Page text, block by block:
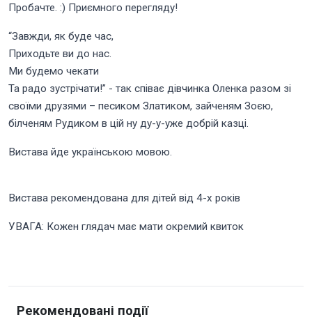
Пробачте. :) Приємного перегляду!
“Завжди, як буде час,
Приходьте ви до нас.
Ми будемо чекати
Та радо зустрічати!” - так співає дівчинка Оленка разом зі
своїми друзями – песиком Златиком, зайченям Зоєю,
білченям Рудиком в цій ну ду-у-уже добрій казці.
Вистава йде українською мовою.
Вистава рекомендована для дітей від 4-х років
УВАГА: Кожен глядач має мати окремий квиток
Рекомендовані події